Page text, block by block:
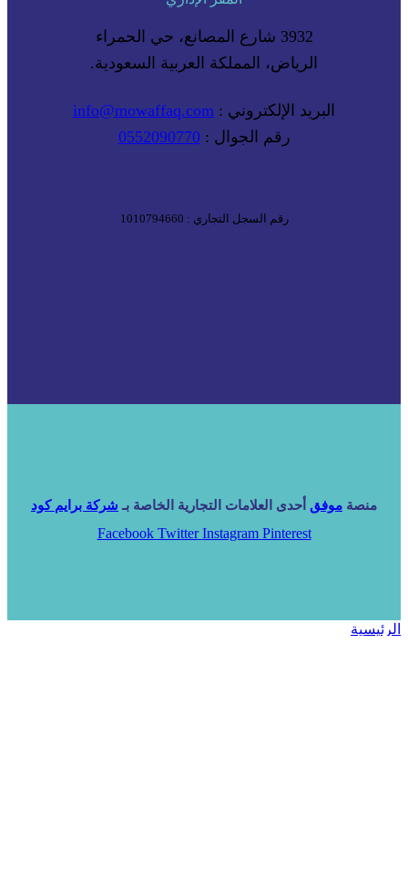
3932 شارع المصانع، حي الحمراء
الرياض، المملكة العربية السعودية.
البريد الإلكتروني : info@mowaffaq.com
رقم الجوال :0552090770
رقم السجل التجاري : 1010794660
منصة موفق أحدى العلامات التجارية الخاصة بـ شركة برايم كود
Facebook Twitter Instagram Pinterest
الرئيسية